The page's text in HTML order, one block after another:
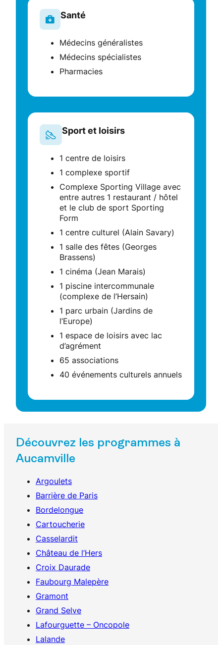
Santé
Médecins généralistes
Médecins spécialistes
Pharmacies
Sport et loisirs
1 centre de loisirs
1 complexe sportif
Complexe Sporting Village avec
entre autres 1 restaurant / hôtel
et le club de sport Sporting
Form
1 centre culturel (Alain Savary)
1 salle des fêtes (Georges
Brassens)
1 cinéma (Jean Marais)
1 piscine intercommunale
(complexe de l’Hersain)
1 parc urbain (Jardins de
l’Europe)
1 espace de loisirs avec lac
d’agrément
65 associations
40 événements culturels annuels
Découvrez les programmes à
Aucamville
Argoulets
Barrière de Paris
Bordelongue
Cartoucherie
Casselardit
Château de l’Hers
Croix Daurade
Faubourg Malepère
Gramont
Grand Selve
Lafourguette – Oncopole
Lalande